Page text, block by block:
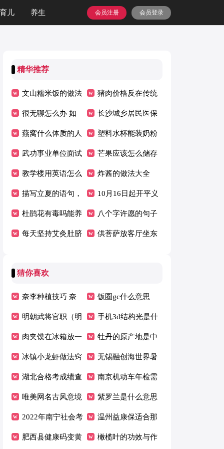
育儿 养生 会员登录
会员注册
精华推荐
文山糯米饭的做法
窍门 文山糯米饭
的做法介绍
猪肉价格反在传统
旺季暴跌 猪肉价
格高点已过,春节
后将跌价
很无聊怎么办 如
何让生活有趣
长沙城乡居民医保
怎么查询?
燕窝什么体质的人
不能吃 是什么原
因呢
塑料水杯能装奶粉
吗（塑料杯可以装
牛奶吗?）
武功事业单位面试
防疫要求
芒果应该怎么储存
芒果应该如何储存
教学楼用英语怎么
说 这是一个教学
楼用英语怎么说
炸酱的做法大全
怎么制作炸酱
描写立夏的语句，
描写立夏的优美句
子
10月16日起开平义
祠机场专线班次调
整
杜鹃花有毒吗能养
室内，粉色的杜鹃
八个字许愿的句子
八个字许愿句子精
每天坚持艾灸肚脐
灸肚脐有什么好处
供菩萨放客厅坐东
好）
猜你喜欢
奈李种植技巧 奈
李怎么种植
饭圈gc什么意思
饭圈gc解释
明朝武将官职（明
朝武将官职一览
表）
手机3d结构光是什
么 现在你弄懂了
嘛
肉夹馍在冰箱放一
夜还可以吃吗
牡丹的原产地是中
国吗（牡丹的历史
与原产地）
冰镇小龙虾做法窍
门窍门（冰镇龙虾
怎么做法）
无锡融创海世界暑
假营业时间
湖北合格考成绩查
询入口官网2022
南京机动车年检需
要什么资料
唯美网名古风意境
（淡雅唯美古风意
境网名）
紫罗兰是什么意思
紫罗兰意思是什么
2022年南宁社会考
生中考报名通知
温州益康保适合那
些人投保？
肥西县健康码变黄 橄榄叶的功效与作